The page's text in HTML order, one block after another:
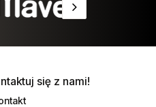
się z nami!